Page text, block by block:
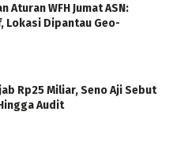
Aturan WFH Jumat ASN:
Lokasi Dipantau Geo-
Rp25 Miliar, Seno Aji Sebut
Audit